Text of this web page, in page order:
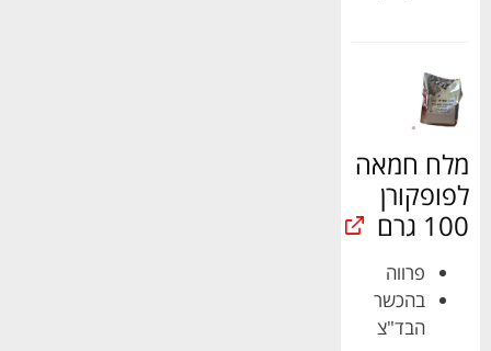
מלח חמאה
לפופקורן
100 גרם
פרווה
בהכשר
הבד"צ